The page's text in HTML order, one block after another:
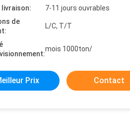
livraison:
7-11 jours ouvrables
de
L/C, T/T
mois 1000ton/
Prix Contact